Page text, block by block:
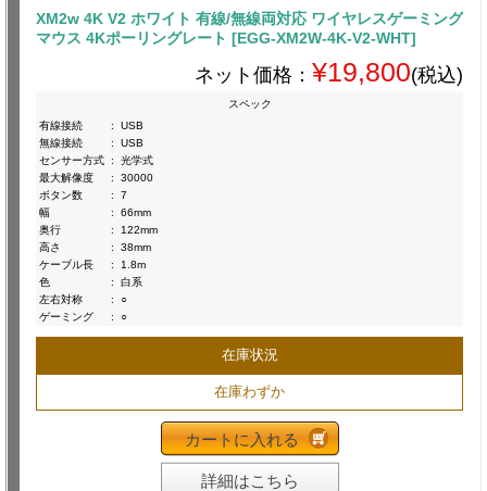
XM2w 4K V2 ホワイト 有線/無線両対応 ワイヤレスゲーミング
マウス 4Kポーリングレート [EGG-XM2W-4K-V2-WHT]
ネット価格： ¥19,800(税込)
スペック
有線接続
:
USB
無線接続
:
USB
センサー方式 :
光学式
最大解像度
:
30000
ボタン数
:
7
幅
:
66mm
奥行
:
122mm
高さ
:
38mm
ケーブル長
:
1.8m
色
:
白系
左右対称
:
○
ゲーミング
: ○
在庫状況
在庫わずか
カートに入れる
詳細はこちら